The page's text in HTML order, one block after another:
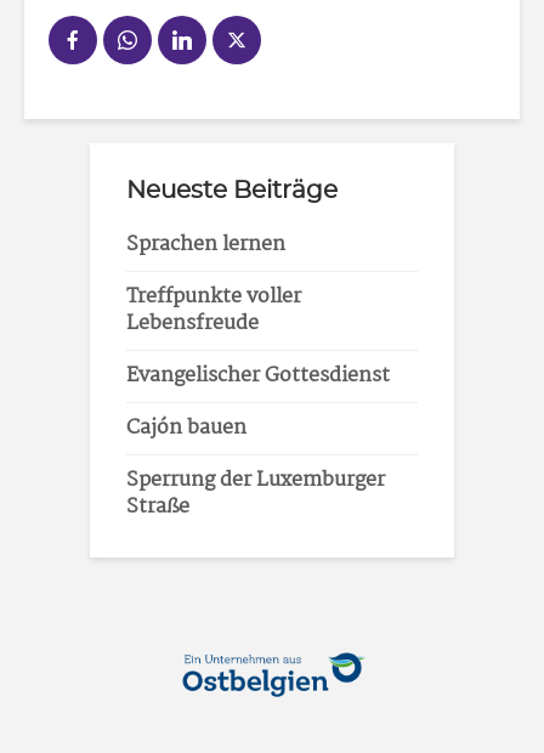
Neueste Beiträge
Sprachen lernen
Treffpunkte voller
Lebensfreude
Evangelischer Gottesdienst
Cajón bauen
Sperrung der Luxemburger
Straße